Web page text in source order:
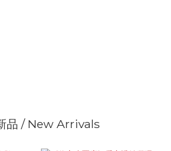
品 / New Arrivals